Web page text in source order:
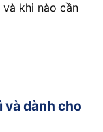
khi nào cần
và dành cho